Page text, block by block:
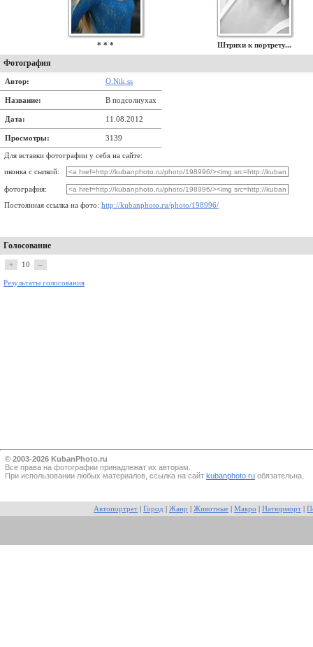
* * * Штрихи к портрету...
Фотография
Автор: O.Nik.ss
Название: В подсолнухах
Дата: 11.08.2012
Просмотры: 3139
Для вставки фотографии у себя на сайте:
иконка с сылкой:
фотография:
Постоянная ссылка на фото: http://kubanphoto.ru/photo/198996/
Голосование
+ 10 –
Результаты голосования
© 2003-2026 KubanPhoto.ru
Все прaва на фотографии принадлежат их авторам.
При использовании любых материалов, ссылка на сайт kubanphoto.ru обязательна.
Автопортрет Город Жанр Животные Макро Натюрморт